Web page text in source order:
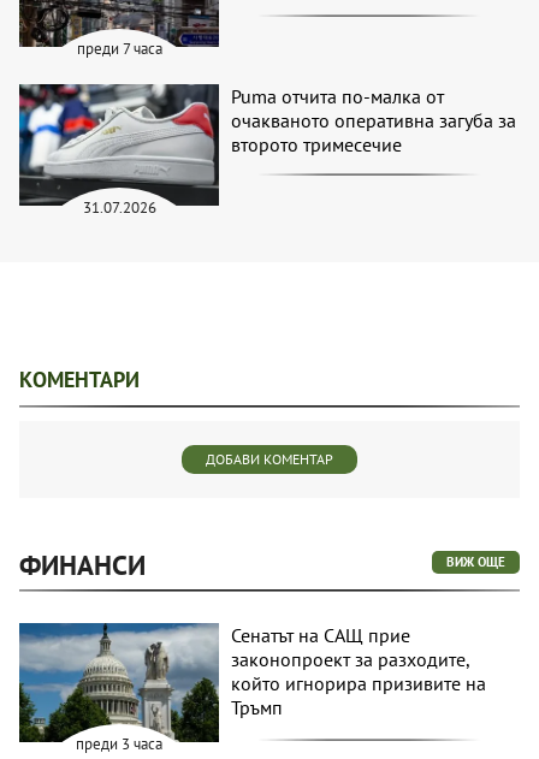
преди 7 часа
31.07.2026
Puma отчита по-малка от
очакваното оперативна загуба за
второто тримесечие
КОМЕНТАРИ
ДОБАВИ КОМЕНТАР
ФИНАНСИ ВИЖ ОЩЕ
преди 3 часа
Сенатът на САЩ прие
законопроект за разходите,
който игнорира призивите на
Тръмп